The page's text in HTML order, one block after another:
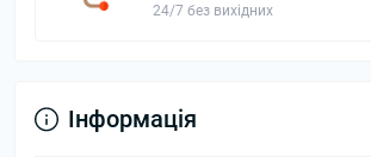
24/7 без вихідних
Інформація